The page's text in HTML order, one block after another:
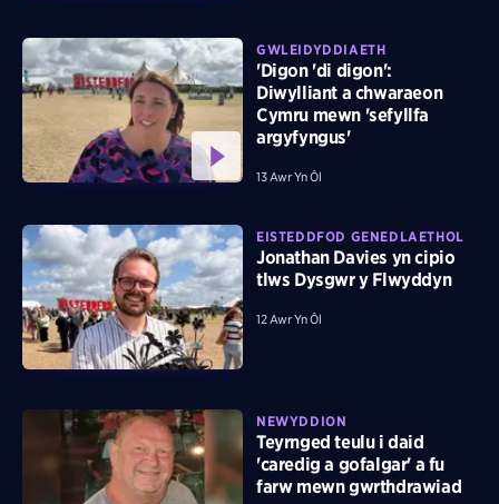
GWLEIDYDDIAETH
'Digon 'di digon':
Diwylliant a chwaraeon
Cymru mewn 'sefyllfa
argyfyngus'
13 Awr Yn Ôl
EISTEDDFOD GENEDLAETHOL
Jonathan Davies yn cipio
tlws Dysgwr y Flwyddyn
12 Awr Yn Ôl
NEWYDDION
Teyrnged teulu i daid
'caredig a gofalgar' a fu
farw mewn gwrthdrawiad